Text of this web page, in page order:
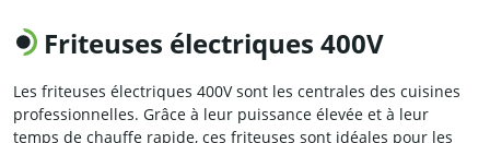
Friteuses électriques 400V
Les friteuses électriques 400V sont les centrales des cuisines
professionnelles. Grâce à leur puissance élevée et à leur
temps de chauffe rapide, ces friteuses sont idéales pour les